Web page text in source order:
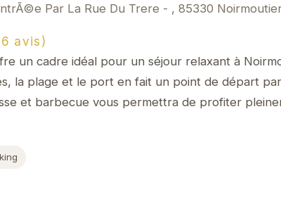
Par La Rue Du Trere - , 85330
avis)
un cadre idéal pour un séjour relaxant à
la plage et le port en fait un point de départ
et barbecue vous permettra de profiter